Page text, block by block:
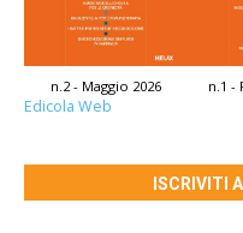
n.2 - Maggio 2026 n.1 -
Edicola Web
ISCRIVITI